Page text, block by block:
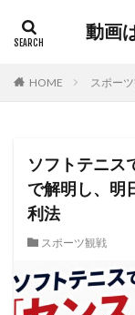
動画
HOME スポー
ソフトテニス
で解明し、明
利法
スポーツ観戦